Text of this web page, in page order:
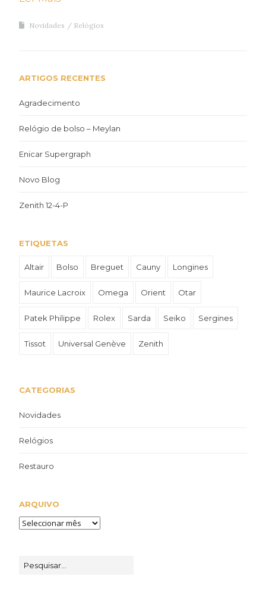
Novidades Relógios
ARTIGOS RECENTES
Agradecimento
Relógio de bolso – Meylan
Enicar Supergraph
Novo Blog
Zenith 12-4-P
ETIQUETAS
Altair Bolso Breguet Cauny Longines
Maurice Lacroix Omega Orient Otar
Patek Philippe Rolex Sarda Seiko Sergines
Tissot Universal Genève Zenith
CATEGORIAS
Novidades
Relógios
Restauro
ARQUIVO